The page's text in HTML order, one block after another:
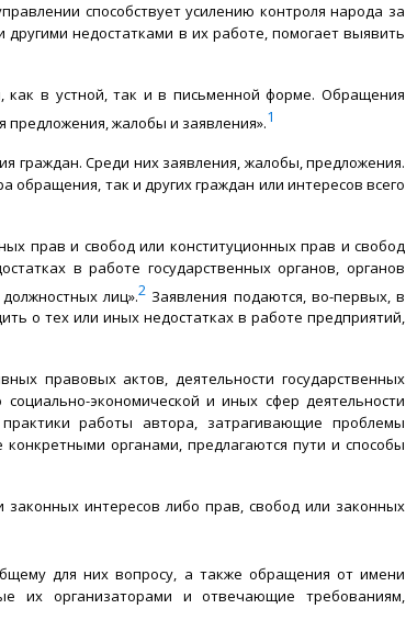
способствует усилению контроля народа за
недостатками в их работе, помогает выявить
в устной, так и в письменной форме. Обращения
жалобы и заявления».1
граждан. Среди них заявления, жалобы, предложения.
так и других граждан или интересов всего
прав и свобод или конституционных прав и свобод
в работе государственных органов, органов
лиц».2 Заявления подаются, во-первых, в
о тех или иных недостатках в работе предприятий,
правовых актов, деятельности государственных
экономической и иных сфер деятельности
работы автора, затрагивающие проблемы
органами, предлагаются пути и способы
интересов либо прав, свобод или законных
для них вопросу, а также обращения от имени
их организаторами и отвечающие требованиям,